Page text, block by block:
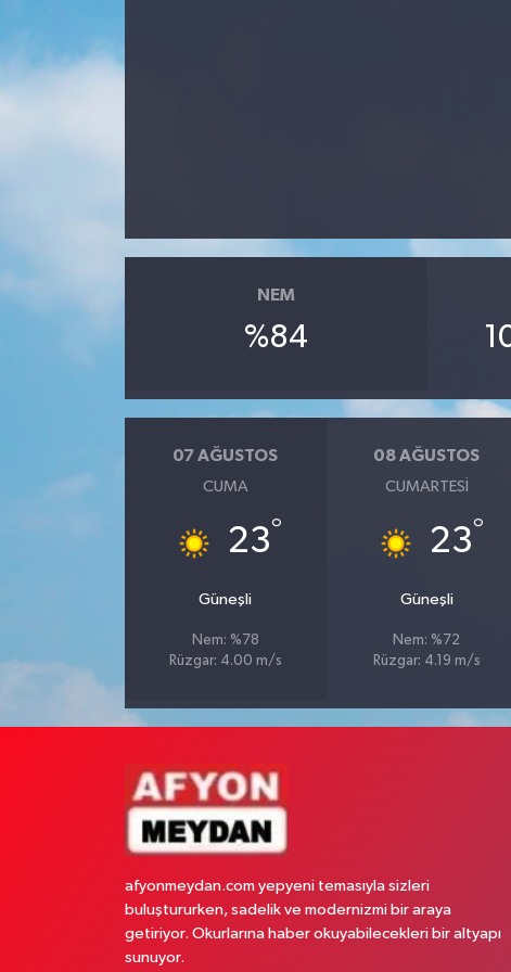
NEM
%84
07 AĞUSTOS
CUMA
23°
Güneşli
Nem: %78
Rüzgar: 4.00 m/s
08 AĞUSTOS
CUMARTESI
23°
Güneşli
Nem: %72
Rüzgar: 4.19 m/s
afyonmeydan.com yepyeni temasıyla sizleri
buluştururken, sadelik ve modernizmi bir araya
getiriyor. Okurlarına haber okuyabilecekleri bir altyapı
sunuyor.